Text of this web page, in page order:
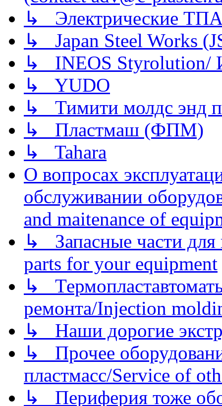
↳ Электрические
↳ Japan Steel Works
↳ INEOS
↳ YUDO
↳ Тимити молдс энд
↳ Пластмаш (ФПМ)
↳ Tahara
О вопросах
обслуживании
and maitenance of
↳ Запасные части для
parts for your equipment
↳
ремонта/Injection
↳ Наши дорогие
↳ Прочее
пластмасс/Service of
↳ Периферия тоже